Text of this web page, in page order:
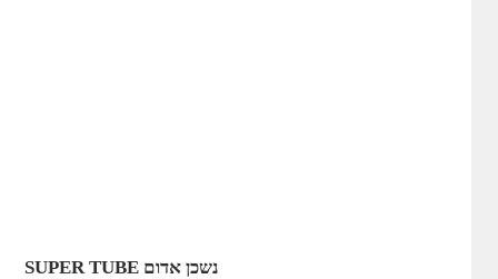
נשכן אדום SUPER TUBE